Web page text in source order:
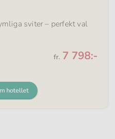
sviter – perfekt val
Från
fr. 7 798:-
hotellet